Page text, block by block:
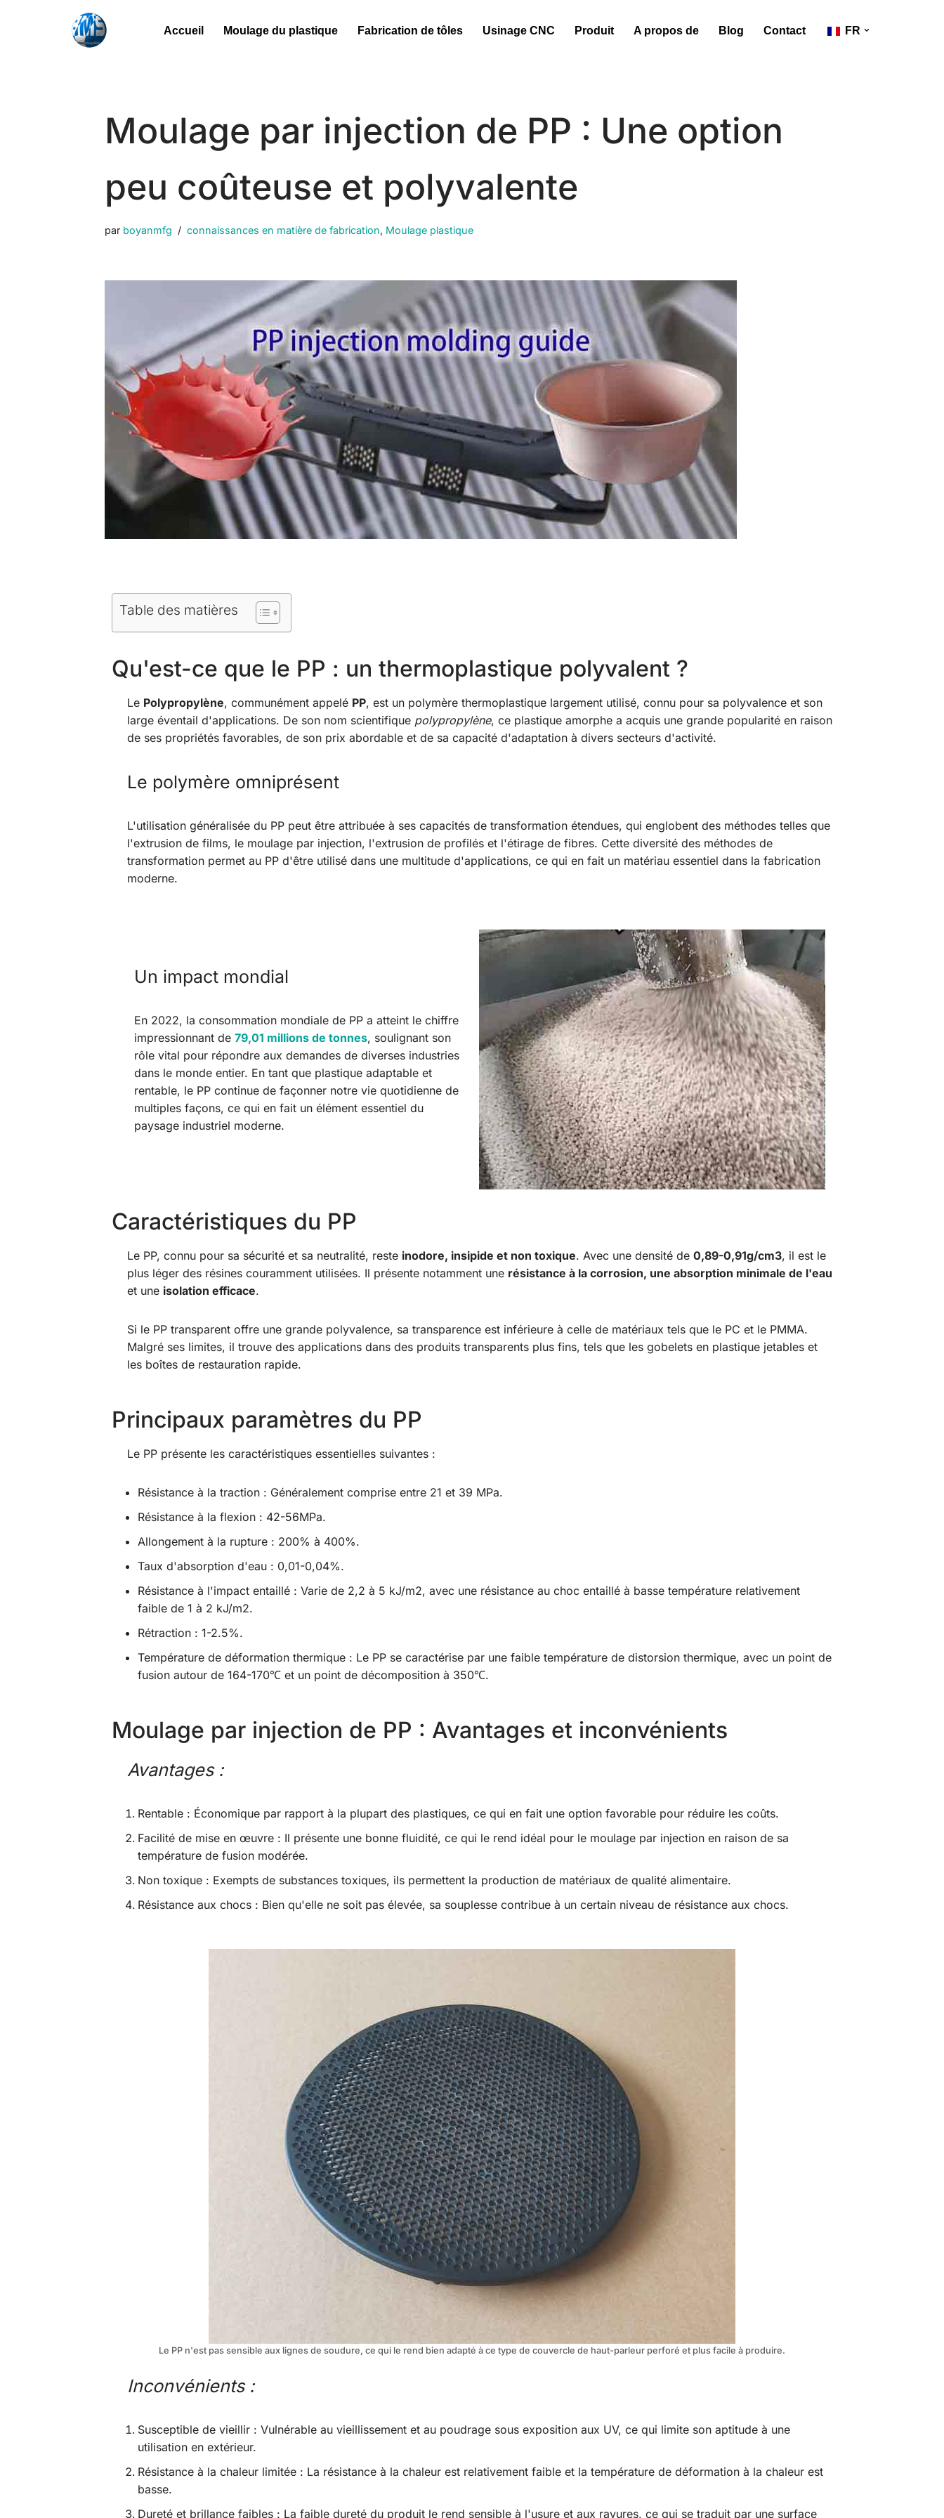
Accueil Moulage du plastique Fabrication de tôles Usinage CNC Produit A propos de Blog Contact FR
Moulage par injection de PP : Une option
peu coûteuse et polyvalente
par boyanmfg connaissances en matière de fabrication, Moulage plastique
Table des matières
Qu'est-ce que le PP : un thermoplastique polyvalent ?
Le Polypropylène, communément appelé PP, est un polymère thermoplastique largement utilisé, connu pour sa polyvalence et son
large éventail d'applications. De son nom scientifique polypropylène, ce plastique amorphe a acquis une grande popularité en raison
de ses propriétés favorables, de son prix abordable et de sa capacité d'adaptation à divers secteurs d'activité.
Le polymère omniprésent
L'utilisation généralisée du PP peut être attribuée à ses capacités de transformation étendues, qui englobent des méthodes telles que
l'extrusion de films, le moulage par injection, l'extrusion de profilés et l'étirage de fibres. Cette diversité des méthodes de
transformation permet au PP d'être utilisé dans une multitude d'applications, ce qui en fait un matériau essentiel dans la fabrication
moderne.
Un impact mondial
En 2022, la consommation mondiale de PP a atteint le chiffre
impressionnant de 79,01 millions de tonnes, soulignant son
rôle vital pour répondre aux demandes de diverses industries
dans le monde entier. En tant que plastique adaptable et
rentable, le PP continue de façonner notre vie quotidienne de
multiples façons, ce qui en fait un élément essentiel du
paysage industriel moderne.
Caractéristiques du PP
Le PP, connu pour sa sécurité et sa neutralité, reste inodore, insipide et non toxique. Avec une densité de 0,89-0,91g/cm3, il est le
plus léger des résines couramment utilisées. Il présente notamment une résistance à la corrosion, une absorption minimale de l'eau
et une isolation efficace.
Si le PP transparent offre une grande polyvalence, sa transparence est inférieure à celle de matériaux tels que le PC et le PMMA.
Malgré ses limites, il trouve des applications dans des produits transparents plus fins, tels que les gobelets en plastique jetables et
les boîtes de restauration rapide.
Principaux paramètres du PP
Le PP présente les caractéristiques essentielles suivantes :
Résistance à la traction : Généralement comprise entre 21 et 39 MPa.
Résistance à la flexion : 42-56MPa.
Allongement à la rupture : 200% à 400%.
Taux d'absorption d'eau : 0,01-0,04%.
Résistance à l'impact entaillé : Varie de 2,2 à 5 kJ/m2, avec une résistance au choc entaillé à basse température relativement
faible de 1 à 2 kJ/m2.
Rétraction : 1-2.5%.
Température de déformation thermique : Le PP se caractérise par une faible température de distorsion thermique, avec un point de
fusion autour de 164-170℃ et un point de décomposition à 350℃.
Moulage par injection de PP : Avantages et inconvénients
Avantages :
Rentable : Économique par rapport à la plupart des plastiques, ce qui en fait une option favorable pour réduire les coûts.
Facilité de mise en œuvre : Il présente une bonne fluidité, ce qui le rend idéal pour le moulage par injection en raison de sa
température de fusion modérée.
Non toxique : Exempts de substances toxiques, ils permettent la production de matériaux de qualité alimentaire.
Résistance aux chocs : Bien qu'elle ne soit pas élevée, sa souplesse contribue à un certain niveau de résistance aux chocs.
Le PP n'est pas sensible aux lignes de soudure, ce qui le rend bien adapté à ce type de couvercle de haut-parleur perforé et plus facile à produire.
Inconvénients :
Susceptible de vieillir : Vulnérable au vieillissement et au poudrage sous exposition aux UV, ce qui limite son aptitude à une
utilisation en extérieur.
Résistance à la chaleur limitée : La résistance à la chaleur est relativement faible et la température de déformation à la chaleur est
basse.
Dureté et brillance faibles : La faible dureté du produit le rend sensible à l'usure et aux rayures, ce qui se traduit par une surface